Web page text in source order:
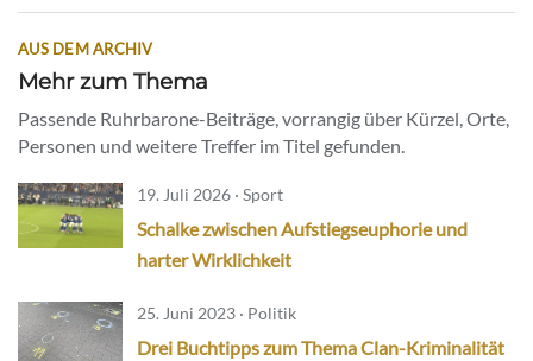
AUS DEM ARCHIV
Mehr zum Thema
Passende Ruhrbarone-Beiträge, vorrangig über Kürzel, Orte,
Personen und weitere Treffer im Titel gefunden.
19. Juli 2026 · Sport
Schalke zwischen Aufstiegseuphorie und
harter Wirklichkeit
25. Juni 2023 · Politik
Drei Buchtipps zum Thema Clan-Kriminalität